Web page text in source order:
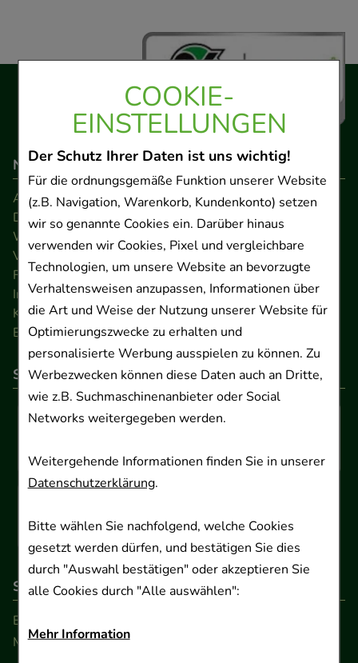
COOKIE-
EINSTELLUNGEN
Der Schutz Ihrer Daten ist uns wichtig!
Für die ordnungsgemäße Funktion unserer Website
(z.B. Navigation, Warenkorb, Kundenkonto) setzen
wir so genannte Cookies ein. Darüber hinaus
verwenden wir Cookies, Pixel und vergleichbare
Technologien, um unsere Website an bevorzugte
Verhaltensweisen anzupassen, Informationen über
die Art und Weise der Nutzung unserer Website für
Optimierungszwecke zu erhalten und
personalisierte Werbung ausspielen zu können. Zu
Werbezwecken können diese Daten auch an Dritte,
wie z.B. Suchmaschinenanbieter oder Social
Networks weitergegeben werden.
Weitergehende Informationen finden Sie in unserer
Datenschutzerklärung.
Bitte wählen Sie nachfolgend, welche Cookies
gesetzt werden dürfen, und bestätigen Sie dies
durch "Auswahl bestätigen" oder akzeptieren Sie
alle Cookies durch "Alle auswählen":
Mehr Information
Navigation
AGB
Datenschutz
Widerrufsrecht
Versandkosten
FAQ
Impressum
Kontakt
Barrierefreiheitserklärung
So können Sie bezahlen
So erreichen Sie uns
Beratung und Kundenservice:
Montag - Freitag von 9.00 bis 17.00 Uhr